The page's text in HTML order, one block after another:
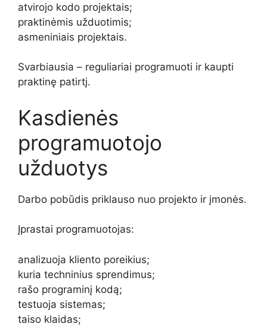
atvirojo kodo projektais;
praktinėmis užduotimis;
asmeniniais projektais.
Svarbiausia – reguliariai programuoti ir kaupti
praktinę patirtį.
Kasdienės
programuotojo
užduotys
Darbo pobūdis priklauso nuo projekto ir įmonės.
Įprastai programuotojas:
analizuoja kliento poreikius;
kuria techninius sprendimus;
rašo programinį kodą;
testuoja sistemas;
taiso klaidas;